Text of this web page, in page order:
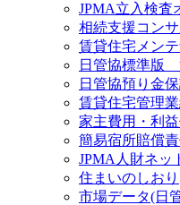
JPMA立入検査
相続支援コン
賃貸住宅メン
日管協標準版
日管協預り金
賃貸住宅管理
家主費用・利
簡易宿所賠償
JPMA人財ネッ
住まいのしおり
市場データ(日